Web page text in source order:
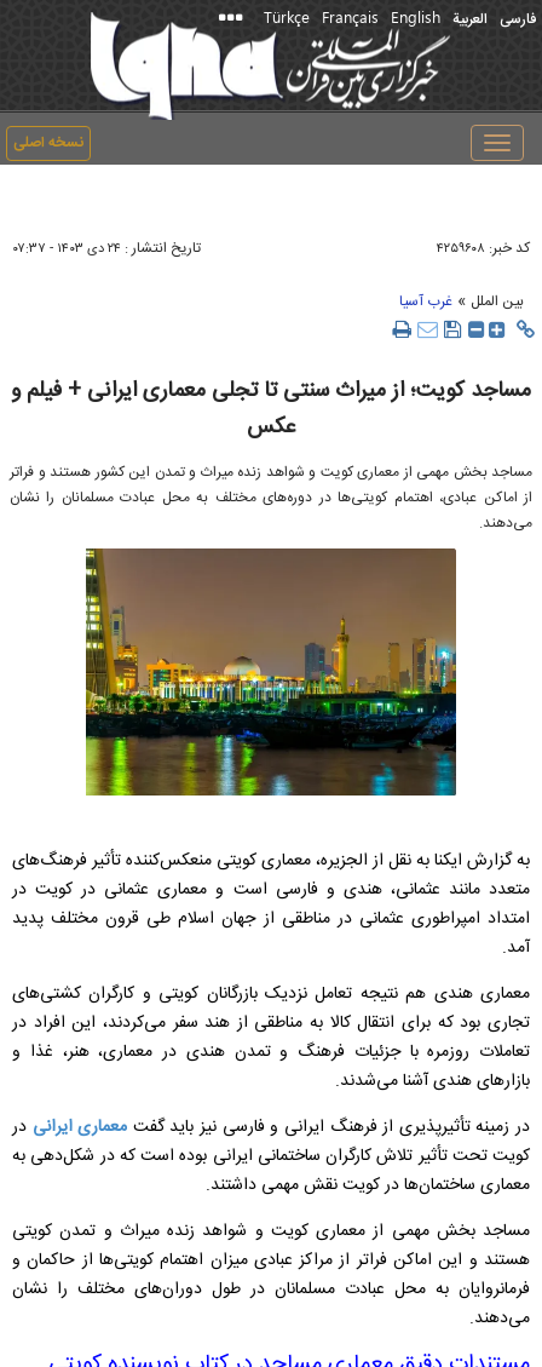
فارسی العربیة English
Français
Türkçe
نسخه اصلی
Toggle
navigation
کد خبر: ۴۲۵۹۶۰۸ تاریخ انتشار : ۲۴ دی ۱۴۰۳ - ۰۷:۳۷
بین الملل » غرب آسیا
مساجد کویت؛ از میراث سنتی تا تجلی معماری ایرانی + فیلم و
عکس
مساجد بخش مهمی از معماری کویت و شواهد زنده میراث و تمدن این کشور هستند و فراتر
از اماکن عبادی، اهتمام کویتی‌ها در دوره‌های مختلف به محل عبادت مسلمانان را نشان
می‌دهند.
به گزارش ایکنا به نقل از الجزیره، معماری کویتی منعکس‌کننده تأثیر فرهنگ‌های
متعدد مانند عثمانی، هندی و فارسی است و معماری عثمانی در کویت در
امتداد امپراطوری عثمانی در مناطقی از جهان اسلام طی قرون مختلف پدید
آمد.
معماری هندی هم نتیجه تعامل نزدیک بازرگانان کویتی و کارگران کشتی‌های
تجاری بود که برای انتقال کالا به مناطقی از هند سفر می‌کردند، این افراد در
تعاملات روزمره با جزئیات فرهنگ و تمدن هندی در معماری، هنر، غذا و
بازارهای هندی آشنا می‌شدند.
در زمینه تأثیرپذیری از فرهنگ ایرانی و فارسی نیز باید گفت معماری ایرانی در
کویت تحت تأثیر تلاش کارگران ساختمانی ایرانی بوده است که در شکل‌دهی به
معماری ساختمان‌ها در کویت نقش مهمی داشتند.
مساجد بخش مهمی از معماری کویت و شواهد زنده میراث و تمدن کویتی
هستند و این اماکن فراتر از مراکز عبادی میزان اهتمام کویتی‌ها از حاکمان و
فرمانروایان به محل عبادت مسلمانان در طول دوران‌های مختلف را نشان
می‌دهند.